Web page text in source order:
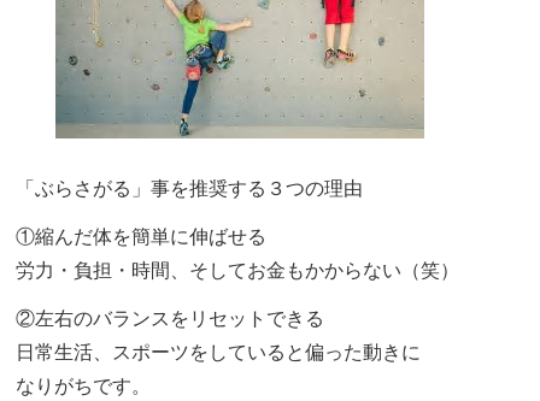
「ぶらさがる」事を推奨する３つの理由
①縮んだ体を簡単に伸ばせる
労力・負担・時間、そしてお金もかからない（笑）
②左右のバランスをリセットできる
日常生活、スポーツをしていると偏った動きに
なりがちです。